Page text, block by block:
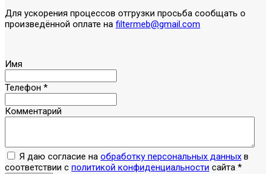
Для ускорения процессов отгрузки просьба сообщать о
произведённой оплате на filtermeb@gmail.com
Имя
Телефон *
Комментарий
Я даю согласие на обработку персональных данных в
соответствии с политикой конфиденциальности сайта *